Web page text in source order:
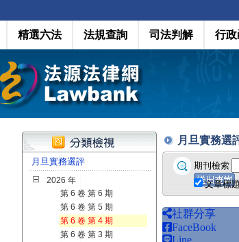
精選六法 法規查詢 司法判解 行
月旦實務選評
2026 年
第 6 卷 第 6 期
第 6 卷 第 5 期
第 6 卷 第 4 期
第 6 卷 第 3 期
月旦實務選
期刊檢索
文章標題
社群分享
FaceBook
Line